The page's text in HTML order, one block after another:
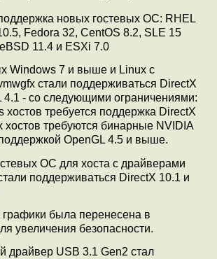
новых гостевых ОС: RHEL
Fedora 32, CentOS 8.2, SLE 15
11.4 и ESXi 7.0
Windows 7 и выше и Linux c
стали поддерживаться DirectX
4.1 - со следующими ограничениями:
хостов требуется поддержка DirectX
хостов требуются бинарные NVIDIA
OpenGL 4.5 и выше.
ОС для хоста с драйверами
поддерживаться DirectX 10.1 и
была перенесена в
увеличения безопасности.
драйвер USB 3.1 Gen2 стал